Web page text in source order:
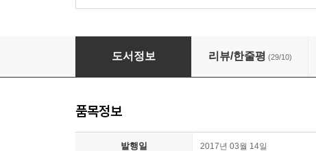
시가 나를 안아 준다
도서정보 리뷰/한줄평 (29/10)
품목정보
발행일 2017년 03월 14일